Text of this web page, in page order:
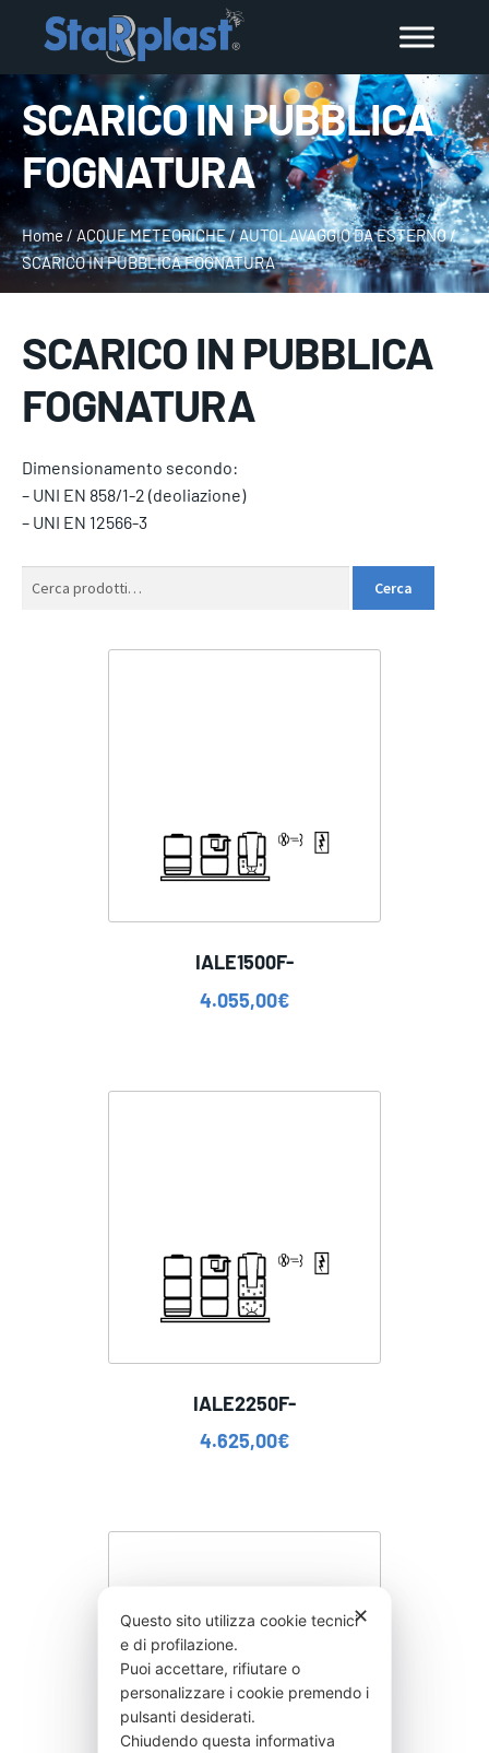
SCARICO IN PUBBLICA
FOGNATURA
Home/ ACQUE METEORICHE/AUTOLAVAGGIO DA ESTERNO/
SCARICO IN PUBBLICA FOGNATURA
SCARICO IN PUBBLICA
FOGNATURA
Dimensionamento secondo:
– UNI EN 858/1-2 (deoliazione)
– UNI EN 12566-3
Cerca
IALE1500F-
4.055,00€
IALE2250F-
4.625,00€
✕
Questo sito utilizza cookie tecnici
e di profilazione.
Puoi accettare, rifiutare o
personalizzare i cookie premendo i
pulsanti desiderati.
Chiudendo questa informativa